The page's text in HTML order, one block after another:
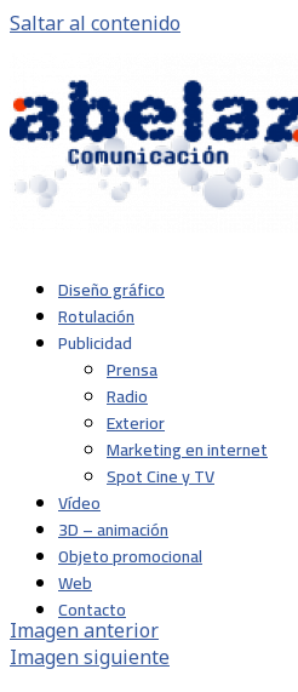
Saltar al contenido
NavarraDiseño gráfico
Rotulación
Publicidad
Prensa
Radio
Exterior
Marketing en internet
Spot Cine y TV
Vídeo
3D – animación
Objeto promocional
Web
Contacto
Imagen anterior
Imagen siguiente